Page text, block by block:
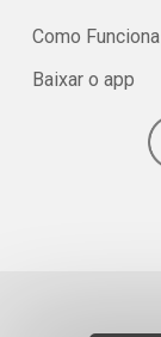
Como Funciona
Baixar o app